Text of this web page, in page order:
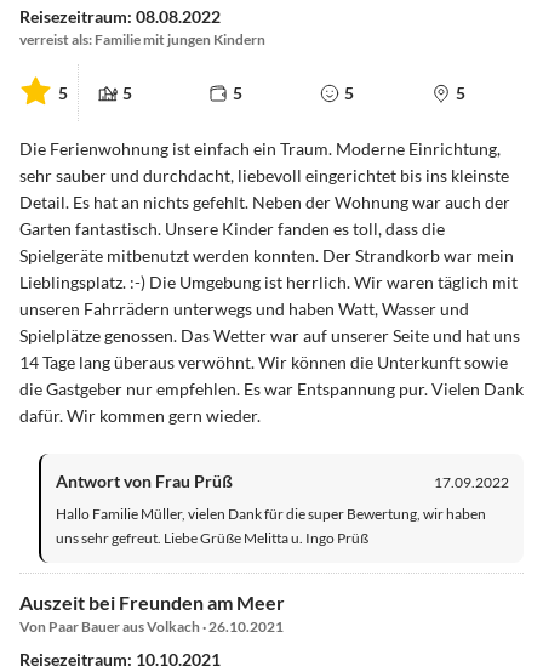
Reisezeitraum: 08.08.2022
verreist als: Familie mit jungen Kindern
5 5 5 5 5
Die Ferienwohnung ist einfach ein Traum. Moderne Einrichtung,
sehr sauber und durchdacht, liebevoll eingerichtet bis ins kleinste
Detail. Es hat an nichts gefehlt. Neben der Wohnung war auch der
Garten fantastisch. Unsere Kinder fanden es toll, dass die
Spielgeräte mitbenutzt werden konnten. Der Strandkorb war mein
Lieblingsplatz. :-) Die Umgebung ist herrlich. Wir waren täglich mit
unseren Fahrrädern unterwegs und haben Watt, Wasser und
Spielplätze genossen. Das Wetter war auf unserer Seite und hat uns
14 Tage lang überaus verwöhnt. Wir können die Unterkunft sowie
die Gastgeber nur empfehlen. Es war Entspannung pur. Vielen Dank
dafür. Wir kommen gern wieder.
Antwort von Frau Prüß
17.09.2022
Hallo Familie Müller, vielen Dank für die super Bewertung, wir haben
uns sehr gefreut. Liebe Grüße Melitta u. Ingo Prüß
Auszeit bei Freunden am Meer
Von Paar Bauer aus Volkach · 26.10.2021
Reisezeitraum: 10.10.2021